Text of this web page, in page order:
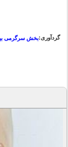
گردآوری:بخش سرگرمی